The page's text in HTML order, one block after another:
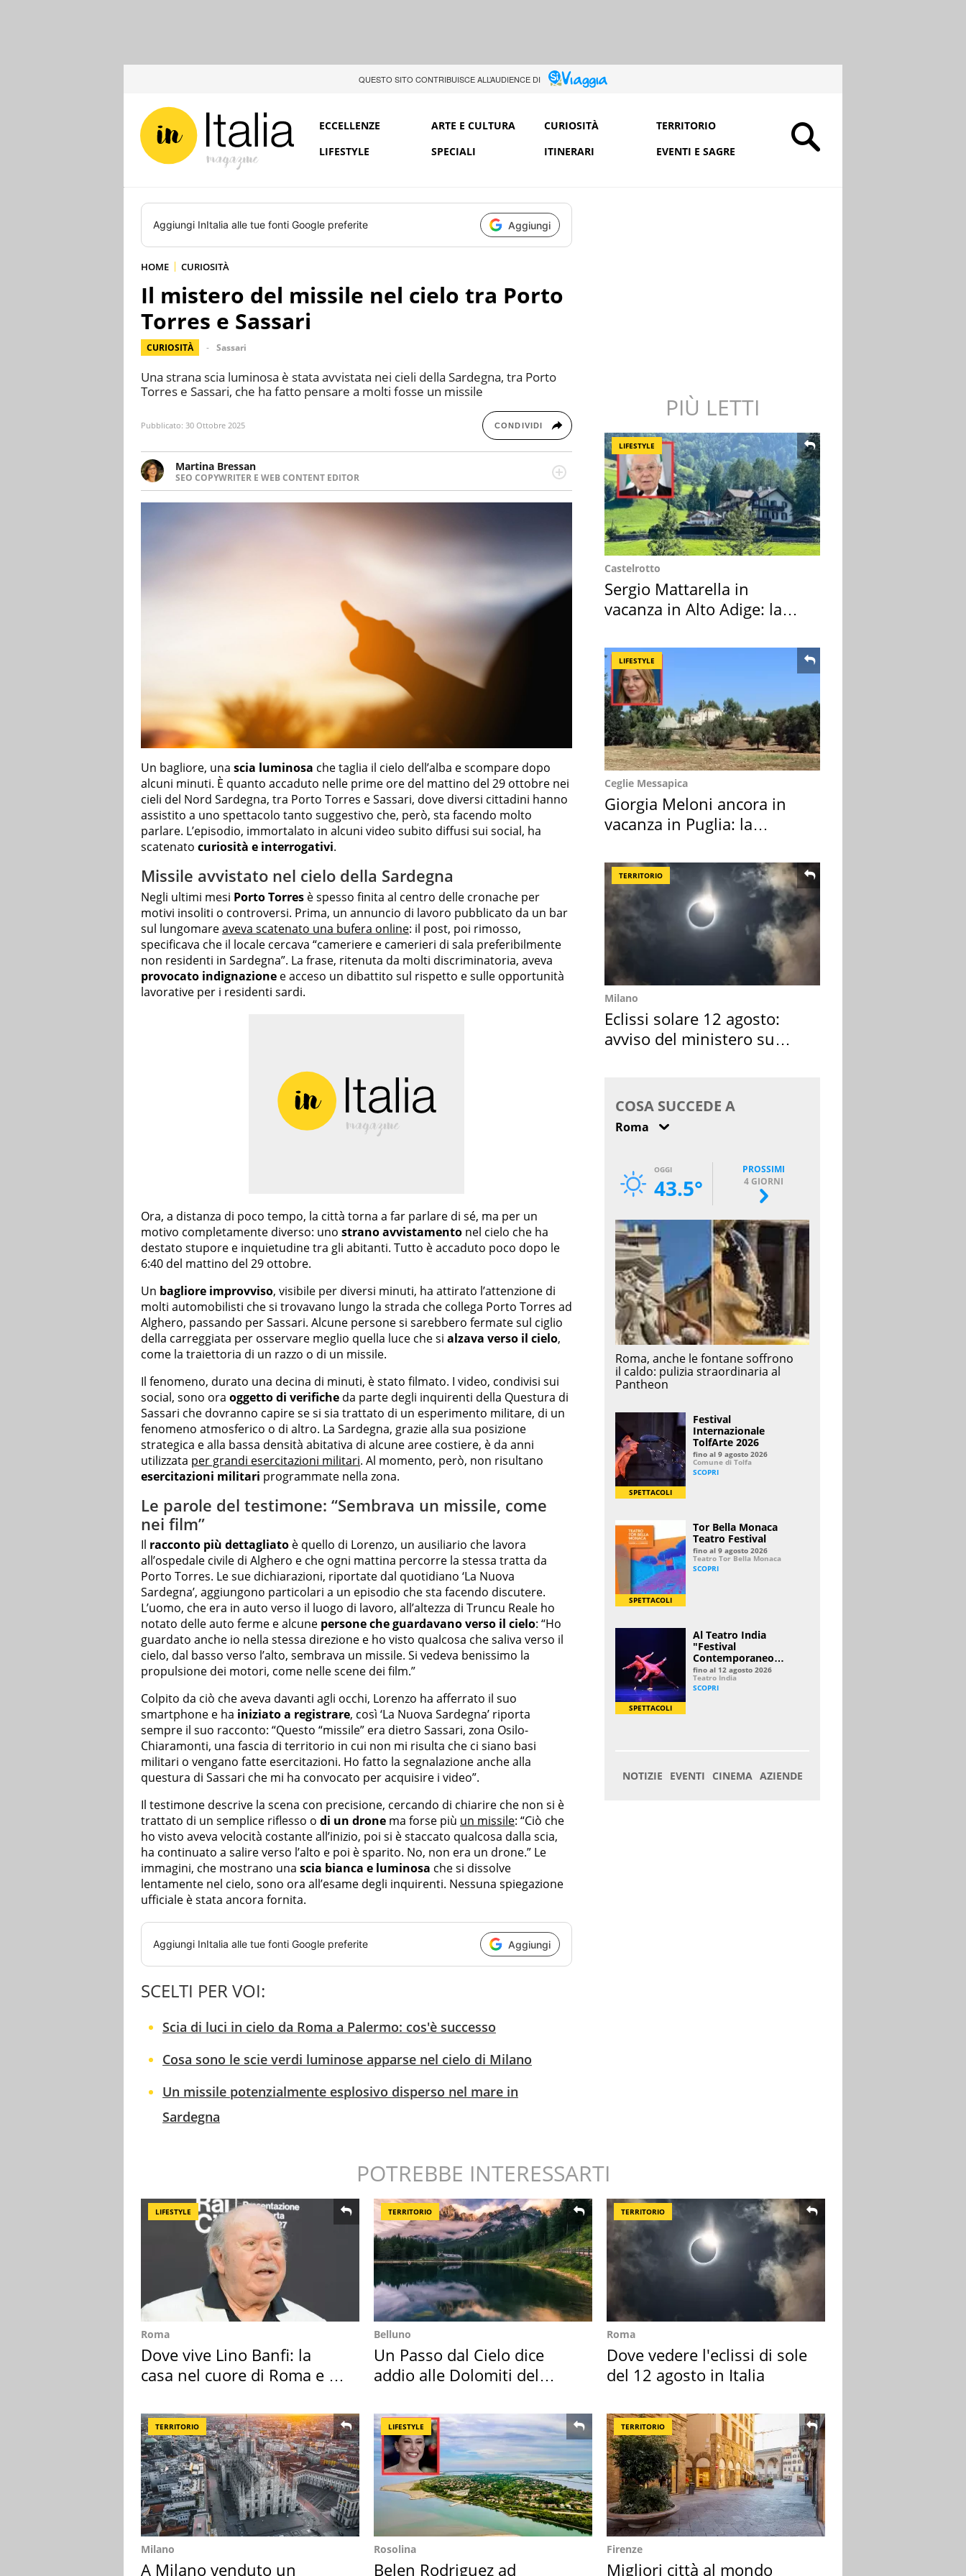
QUESTO SITO CONTRIBUISCE ALL’AUDIENCE DI
ECCELLENZE ARTE E CULTURA CURIOSITÀ
TERRITORIO
LIFESTYLE
SPECIALI ITINERARI EVENTI E SAGRE
Aggiungi InItalia alle tue fonti Google preferite Aggiungi
HOME CURIOSITÀ
Il mistero del missile nel cielo tra Porto
Torres e Sassari
CURIOSITÀ Sassari
Una strana scia luminosa è stata avvistata nei cieli della Sardegna, tra Porto
Torres e Sassari, che ha fatto pensare a molti fosse un missile
Pubblicato: 30 Ottobre 2025 CONDIVIDI
Martina Bressan
SEO COPYWRITER E WEB CONTENT EDITOR
Appassionata di viaggi, di trail running e di yoga, ama scoprire nuovi posti e
nuove culture. Curiosa, determinata e intraprendente adora leggere ma
Un bagliore, una scia luminosa che taglia il cielo dell’alba e scompare dopo
alcuni minuti. È quanto accaduto nelle prime ore del mattino del 29 ottobre nei
cieli del Nord Sardegna, tra Porto Torres e Sassari, dove diversi cittadini hanno
assistito a uno spettacolo tanto suggestivo che, però, sta facendo molto
parlare. L’episodio, immortalato in alcuni video subito diffusi sui social, ha
scatenato curiosità e interrogativi.
Missile avvistato nel cielo della Sardegna
Negli ultimi mesi Porto Torres è spesso finita al centro delle cronache per
motivi insoliti o controversi. Prima, un annuncio di lavoro pubblicato da un bar
sul lungomareaveva scatenato una bufera online: il post, poi rimosso,
specificava che il locale cercava “cameriere e camerieri di sala preferibilmente
non residenti in Sardegna”. La frase, ritenuta da molti discriminatoria, aveva
provocato indignazione e acceso un dibattito sul rispetto e sulle opportunità
lavorative per i residenti sardi.
Ora, a distanza di poco tempo, la città torna a far parlare di sé, ma per un
motivo completamente diverso: uno strano avvistamento nel cielo che ha
destato stupore e inquietudine tra gli abitanti. Tutto è accaduto poco dopo le
6:40 del mattino del 29 ottobre.
Un bagliore improvviso, visibile per diversi minuti, ha attirato l’attenzione di
molti automobilisti che si trovavano lungo la strada che collega Porto Torres ad
Alghero, passando per Sassari. Alcune persone si sarebbero fermate sul ciglio
della carreggiata per osservare meglio quella luce che si alzava verso il cielo,
come la traiettoria di un razzo o di un missile.
Il fenomeno, durato una decina di minuti, è stato filmato. I video, condivisi sui
social, sono ora oggetto di verifiche da parte degli inquirenti della Questura di
Sassari che dovranno capire se si sia trattato di un esperimento militare, di un
fenomeno atmosferico o di altro. La Sardegna, grazie alla sua posizione
strategica e alla bassa densità abitativa di alcune aree costiere, è da anni
utilizzata per grandi esercitazioni militari. Al momento, però, non risultano
esercitazioni militari programmate nella zona.
Le parole del testimone: “Sembrava un missile, come
nei film”
Il racconto più dettagliato è quello di Lorenzo, un ausiliario che lavora
all’ospedale civile di Alghero e che ogni mattina percorre la stessa tratta da
Porto Torres. Le sue dichiarazioni, riportate dal quotidiano ‘La Nuova
Sardegna’, aggiungono particolari a un episodio che sta facendo discutere.
L’uomo, che era in auto verso il luogo di lavoro, all’altezza di Truncu Reale ho
notato delle auto ferme e alcune persone che guardavano verso il cielo: “Ho
guardato anche io nella stessa direzione e ho visto qualcosa che saliva verso il
cielo, dal basso verso l’alto, sembrava un missile. Si vedeva benissimo la
propulsione dei motori, come nelle scene dei film.”
Colpito da ciò che aveva davanti agli occhi, Lorenzo ha afferrato il suo
smartphone e ha iniziato a registrare, così ‘La Nuova Sardegna’ riporta
sempre il suo racconto: “Questo “missile” era dietro Sassari, zona Osilo-
Chiaramonti, una fascia di territorio in cui non mi risulta che ci siano basi
militari o vengano fatte esercitazioni. Ho fatto la segnalazione anche alla
questura di Sassari che mi ha convocato per acquisire i video”.
Il testimone descrive la scena con precisione, cercando di chiarire che non si è
trattato di un semplice riflesso o di un drone ma forse più un missile: “Ciò che
ho visto aveva velocità costante all’inizio, poi si è staccato qualcosa dalla scia,
ha continuato a salire verso l’alto e poi è sparito. No, non era un drone.” Le
immagini, che mostrano una scia bianca e luminosa che si dissolve
lentamente nel cielo, sono ora all’esame degli inquirenti. Nessuna spiegazione
ufficiale è stata ancora fornita.
Aggiungi InItalia alle tue fonti Google preferite Aggiungi
SCELTI PER VOI:
Scia di luci in cielo da Roma a Palermo: cos'è successo
Cosa sono le scie verdi luminose apparse nel cielo di Milano
Un missile potenzialmente esplosivo disperso nel mare in
Sardegna
PIÙ LETTI
LIFESTYLE
Castelrotto
Sergio Mattarella in
vacanza in Alto Adige: la
LIFESTYLE
Ceglie Messapica
Giorgia Meloni ancora in
vacanza in Puglia: la
TERRITORIO
Milano
Eclissi solare 12 agosto:
avviso del ministero su
POTREBBE INTERESSARTI
LIFESTYLE
Roma
Dove vive Lino Banfi: la
casa nel cuore di Roma e i
TERRITORIO
Belluno
Un Passo dal Cielo dice
addio alle Dolomiti del
TERRITORIO
Roma
Dove vedere l'eclissi di sole
del 12 agosto in Italia
TERRITORIO
Milano
A Milano venduto un
LIFESTYLE
Rosolina
Belen Rodriguez ad
TERRITORIO
Firenze
Migliori città al mondo